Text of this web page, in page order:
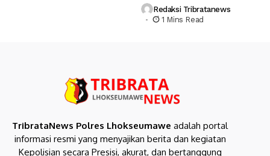
Redaksi Tribratanews
1 Mins Read
TribrataNews Polres Lhokseumawe adalah portal
informasi resmi yang menyajikan berita dan kegiatan
Kepolisian secara Presisi, akurat, dan bertanggung